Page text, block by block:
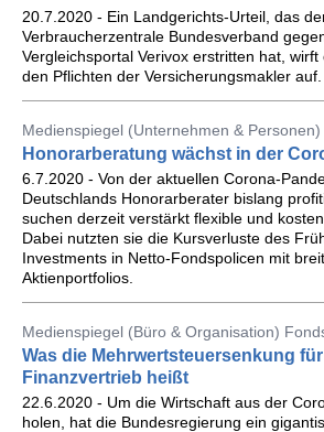
20.7.2020 - Ein Landgerichts-Urteil, das
Verbraucherzentrale Bundesverband
Vergleichsportal Verivox erstritten hat,
den Pflichten der Versicherungsmakler auf.
Medienspiegel (Unternehmen &
Honorarberatung wächst in der
6.7.2020 - Von der aktuellen Corona-
Deutschlands Honorarberater bislang
suchen derzeit verstärkt flexible und
Dabei nutzten sie die Kursverluste des
Investments in Netto-Fondspolicen mit
Aktienportfolios.
Medienspiegel (Büro & Organisation)
Was die Mehrwertsteuersenkung
Finanzvertrieb heißt
22.6.2020 - Um die Wirtschaft aus der
holen, hat die Bundesregierung ein